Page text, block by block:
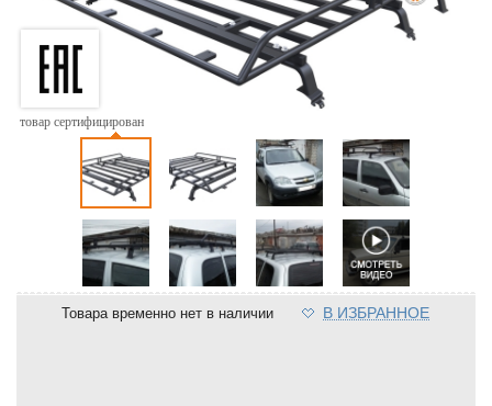
товар сертифицирован
Товара временно нет в наличии В ИЗБРАННОЕ